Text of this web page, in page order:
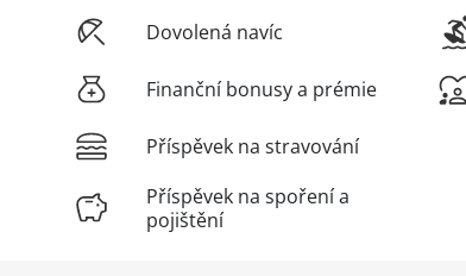
Dovolená navíc
Finanční bonusy a prémie
Příspěvek na stravování
Příspěvek na spoření a
pojištění